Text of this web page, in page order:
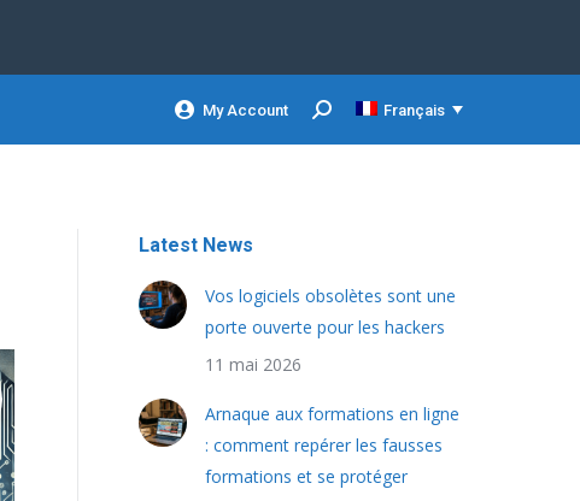
My Account Search: Français
Latest News
Vos logiciels obsolètes sont une
porte ouverte pour les hackers
11 mai 2026
Arnaque aux formations en ligne
: comment repérer les fausses
formations et se protéger